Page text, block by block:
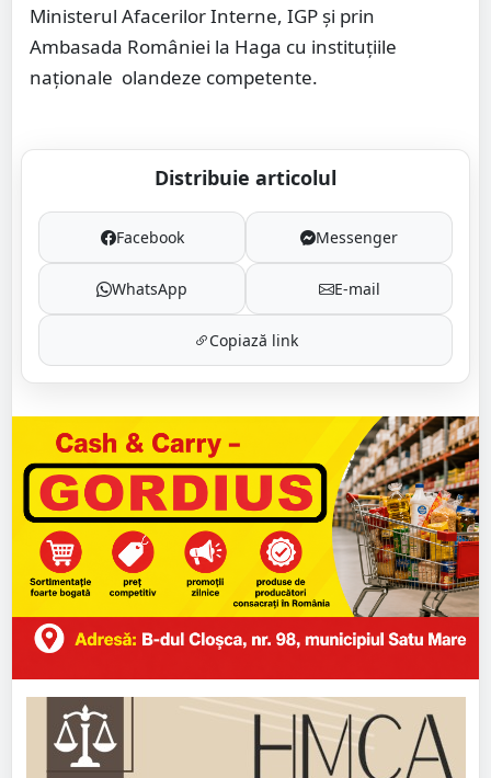
Ministerul Afacerilor Interne, IGP și prin
Ambasada României la Haga cu instituțiile
naționale olandeze competente.
Distribuie articolul
Facebook Messenger
WhatsApp E-mail
Copiază link